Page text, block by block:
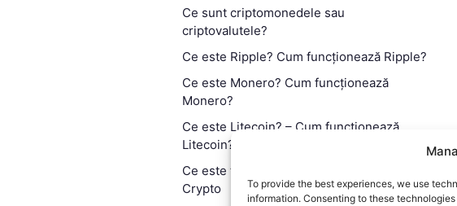
To provide the best experiences, we use
information. Consenting to these
Ce sunt criptomonedele sau
criptovalutele?
Ce este Ripple? Cum funcționează Ripple?
Ce este Monero? Cum funcționează
Monero?
Ce este Litecoin? – Cum funcționează
Litecoin?
Ce este tehnologia blockchain? Ghid
Crypto